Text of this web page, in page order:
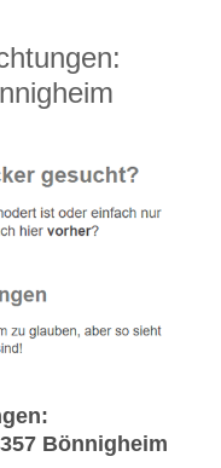
Bönnigheim